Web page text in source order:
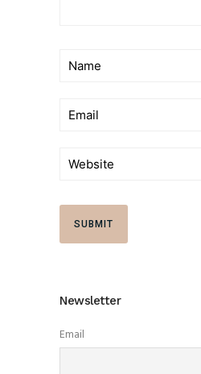
Newsletter
Email